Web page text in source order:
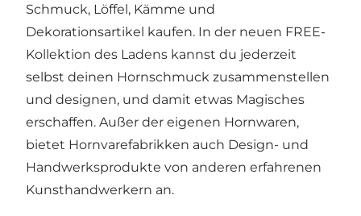
Schmuck, Löffel, Kämme und
Dekorationsartikel kaufen. In der neuen FREE-
Kollektion des Ladens kannst du jederzeit
selbst deinen Hornschmuck zusammenstellen
und designen, und damit etwas Magisches
erschaffen. Außer der eigenen Hornwaren,
bietet Hornvarefabrikken auch Design- und
Handwerksprodukte von anderen erfahrenen
Kunsthandwerkern an.